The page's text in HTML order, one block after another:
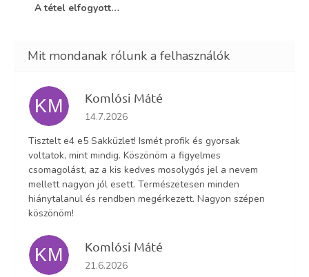
A tétel elfogyott…
KM Komlósi Máté
Az áruház értékelése 5-ből 5 csillag.
14.7.2026
Tisztelt e4 e5 Sakküzlet! Ismét profik és gyorsak
voltatok, mint mindig. Köszönöm a figyelmes
csomagolást, az a kis kedves mosolygós jel a nevem
mellett nagyon jól esett. Természetesen minden
hiánytalanul és rendben megérkezett. Nagyon szépen
köszönöm!
KM Komlósi Máté
Az áruház értékelése 5-ből 5 csillag.
21.6.2026